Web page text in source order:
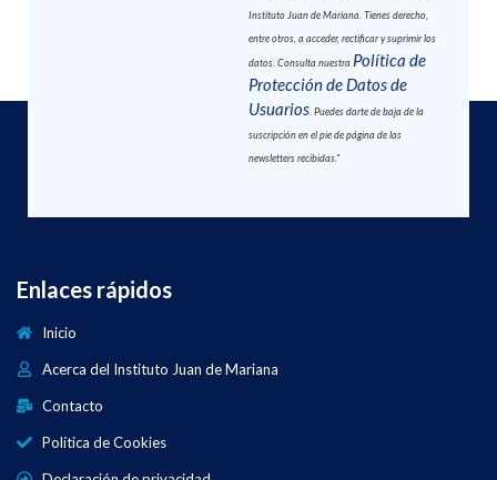
Instituto Juan de Mariana. Tienes derecho,
entre otros, a acceder, rectificar y suprimir los
datos. Consulta nuestra Política de
Protección de Datos de
Usuarios . Puedes darte de baja de la
suscripción en el pie de página de las
newsletters recibidas."
Enlaces rápidos
Inicio
Acerca del Instituto Juan de Mariana
Contacto
Política de Cookies